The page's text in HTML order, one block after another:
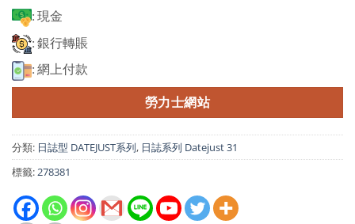
: 現金
: 銀行轉賬
: 網上付款
勞力士網站
分類: 日誌型 DATEJUST系列, 日誌系列 Datejust 31
標籤:278381